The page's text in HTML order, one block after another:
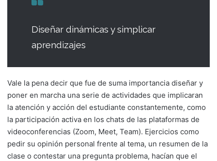
Diseñar dinámicas y simplicar
aprendizajes
Vale la pena decir que fue de suma importancia diseñar y
poner en marcha una serie de actividades que implicaran
la atención y acción del estudiante constantemente, como
la participación activa en los chats de las plataformas de
videoconferencias (Zoom, Meet, Team). Ejercicios como
pedir su opinión personal frente al tema, un resumen de la
clase o contestar una pregunta problema, hacían que el